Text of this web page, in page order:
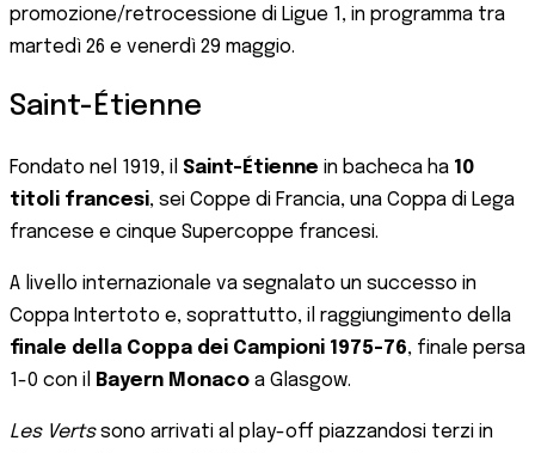
promozione/retrocessione di Ligue 1, in programma tra
martedì 26 e venerdì 29 maggio.
Saint-Étienne
Fondato nel 1919, il Saint-Étienne in bacheca ha 10
titoli francesi, sei Coppe di Francia, una Coppa di Lega
francese e cinque Supercoppe francesi.
A livello internazionale va segnalato un successo in
Coppa Intertoto e, soprattutto, il raggiungimento della
finale della Coppa dei Campioni 1975-76, finale persa
1-0 con il
Bayern Monaco a Glasgow.
Les Vertssono arrivati al play-off piazzandosi terzi in